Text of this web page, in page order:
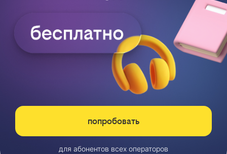
попробовать
для абонентов всех операторов